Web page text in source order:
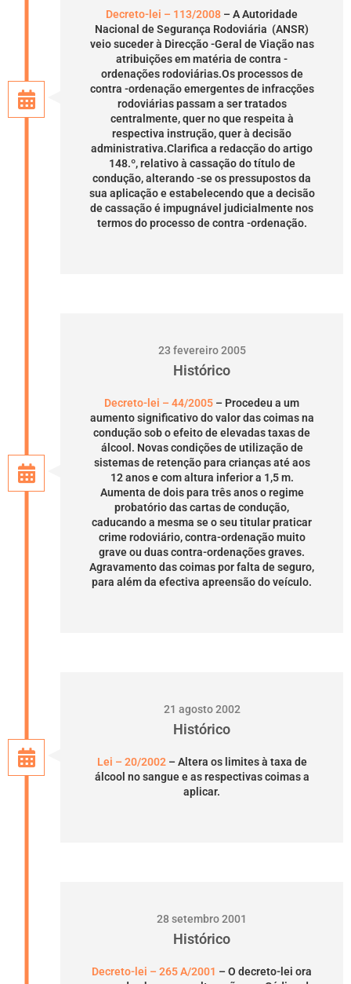
Decreto-lei – 113/2008 – A Autoridade
Nacional de Segurança Rodoviária (ANSR)
veio suceder à Direcção -Geral de Viação nas
atribuições em matéria de contra -
ordenações rodoviárias.Os processos de
contra -ordenação emergentes de infracções
rodoviárias passam a ser tratados
centralmente, quer no que respeita à
respectiva instrução, quer à decisão
administrativa.Clarifica a redacção do artigo
148.º, relativo à cassação do título de
condução, alterando -se os pressupostos da
sua aplicação e estabelecendo que a decisão
de cassação é impugnável judicialmente nos
termos do processo de contra -ordenação.
23 fevereiro 2005
Histórico
Decreto-lei – 44/2005 – Procedeu a um
aumento significativo do valor das coimas na
condução sob o efeito de elevadas taxas de
álcool. Novas condições de utilização de
sistemas de retenção para crianças até aos
12 anos e com altura inferior a 1,5 m.
Aumenta de dois para três anos o regime
probatório das cartas de condução,
caducando a mesma se o seu titular praticar
crime rodoviário, contra-ordenação muito
grave ou duas contra-ordenações graves.
Agravamento das coimas por falta de seguro,
para além da efectiva apreensão do veículo.
21 agosto 2002
Histórico
Lei – 20/2002– Altera os limites à taxa de
álcool no sangue e as respectivas coimas a
aplicar.
28 setembro 2001
Histórico
Decreto-lei – 265 A/2001 – O decreto-lei ora